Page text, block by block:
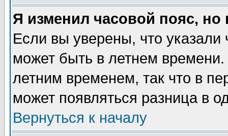
Я изменил часовой пояс,
Если вы уверены, что указали
может быть в летнем
летним временем, так что в
может появляться разница в
Вернуться к началу